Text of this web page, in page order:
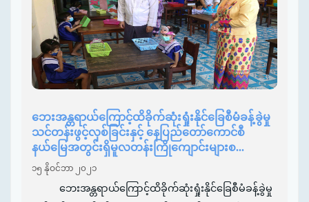
ဘေးအန္တရာယ်ကြောင့်ထိခိုက်ဆုံးရှုံးနိုင်ခြေစီမံခန့်ခွဲမှု
သင်တန်းဖွင့်လှစ်ခြင်းနှင့် နေပြည်တော်ကောင်စီ
နယ်မြေအတွင်းရှိမူလတန်းကြိုကျောင်းများစ...
၁၅ နိုဝင်ဘာ ၂၀၂၁
ဘေးအန္တရာယ်ကြောင့်ထိခိုက်ဆုံးရှုံးနိုင်ခြေစီမံခန့်ခွဲမှု